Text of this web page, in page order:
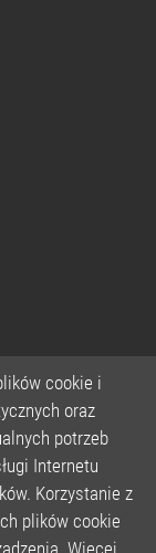
cookie i
oraz
potrzeb
Internetu
Korzystanie z
plików cookie
Więcej